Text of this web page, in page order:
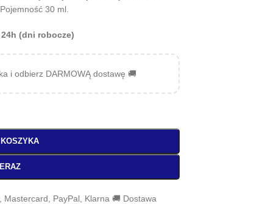
30 ml.
(dni robocze)
i odbierz DARMOWĄ dostawę 🚚
Mastercard, PayPal, Klarna 🚚 Dostawa